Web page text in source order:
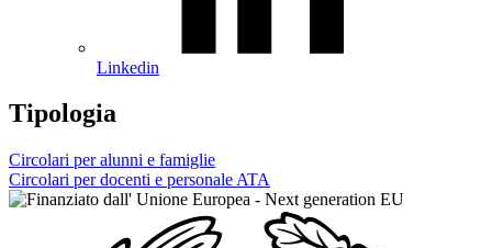
Linkedin
Tipologia
Circolari per alunni e famiglie
Circolari per docenti e personale ATA